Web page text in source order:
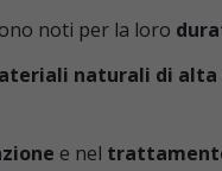
noti per la loro
naturali di alta
e nel